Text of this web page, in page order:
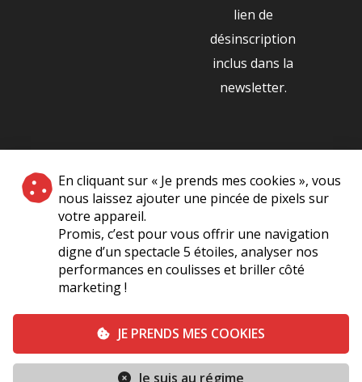
En cliquant sur « Je prends mes cookies », vous
nous laissez ajouter une pincée de pixels sur
votre appareil.
Promis, c’est pour vous offrir une navigation
digne d’un spectacle 5 étoiles, analyser nos
performances en coulisses et briller côté
marketing !
JE PRENDS MES COOKIES
Je suis au régime
lien de
désinscription
inclus dans la
newsletter.
NOS PARTENAIRES
|
Plan du site A Propos de Nous
Mentions légales Vie Privée
Conditions générales de vente